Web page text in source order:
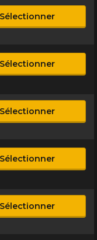
Sélectionner
Sélectionner
Sélectionner
Sélectionner
Sélectionner